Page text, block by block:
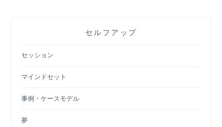
セルフアップ
セッション
マインドセット
事例・ケースモデル
夢